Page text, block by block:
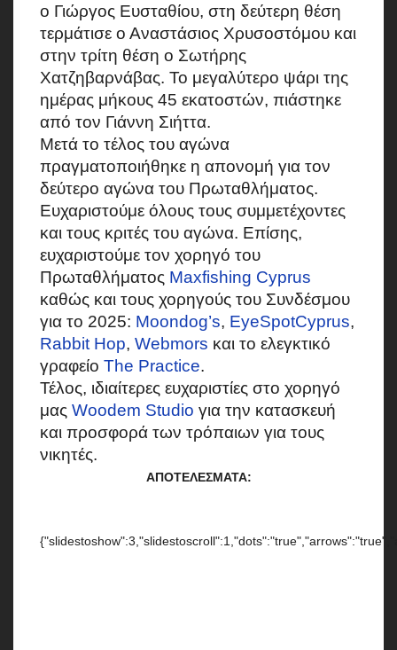
ο Γιώργος Ευσταθίου, στη δεύτερη θέση
τερμάτισε ο Αναστάσιος Χρυσοστόμου και
στην τρίτη θέση ο Σωτήρης
Χατζηβαρνάβας. Το μεγαλύτερο ψάρι της
ημέρας μήκους 45 εκατοστών, πιάστηκε
από τον Γιάννη Σιήττα.
Μετά το τέλος του αγώνα
πραγματοποιήθηκε η απονομή για τον
δεύτερο αγώνα του Πρωταθλήματος.
Ευχαριστούμε όλους τους συμμετέχοντες
και τους κριτές του αγώνα. Επίσης,
ευχαριστούμε τον χορηγό του
Πρωταθλήματος Maxfishing Cyprus
καθώς και τους χορηγούς του Συνδέσμου
για το 2025: Moondog’s, EyeSpotCyprus,
Rabbit Hop, Webmors και το ελεγκτικό
γραφείο The Practice.
Τέλος, ιδιαίτερες ευχαριστίες στο χορηγό
μας Woodem Studio για την κατασκευή
και προσφορά των τρόπαιων για τους
νικητές.
ΑΠΟΤΕΛΕΣΜΑΤΑ: